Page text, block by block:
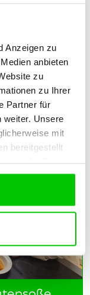
Anzeigen zu
anbieten
zu
zu Ihrer
Partner für
weiter. Unsere
mit
bereitgestellt